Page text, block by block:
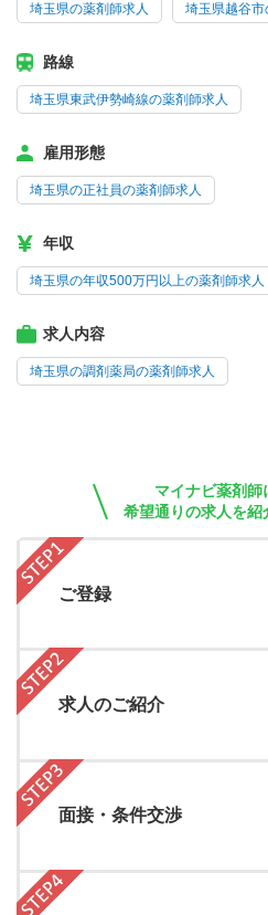
埼玉県の薬剤師求人 埼玉県越谷市
路線
埼玉県東武伊勢崎線の薬剤師求人
雇用形態
埼玉県の正社員の薬剤師求人
年収
埼玉県の年収500万円以上の薬剤師求人
求人内容
埼玉県の調剤薬局の薬剤師求人
マイナビ薬剤師
希望通りの求人を紹
ご登録
求人のご紹介
面接・条件交渉